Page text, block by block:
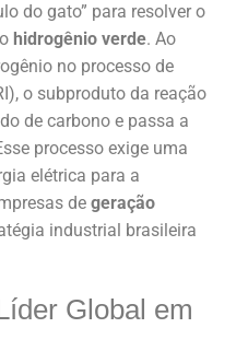
do gato” para resolver o
hidrogênio verde. Ao
no processo de
o subproduto da reação
de carbono e passa a
processo exige uma
elétrica para a
de geração
industrial brasileira
Global em